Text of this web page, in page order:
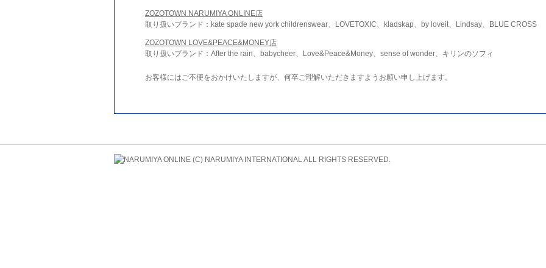
ZOZOTOWN NARUMIYA ONLINE店
取り扱いブランド：kate spade new york childrenswear、LOVETOXIC、kladskap、by loveit、Lindsay、BLUE CROSS
ZOZOTOWN LOVE&PEACE&MONEY店
取り扱いブランド：After the rain、babycheer、Love&Peace&Money、sense of wonder、キリンのソフィ
お客様にはご不便をおかけいたしますが、何卒ご理解いただきますようお願い申し上げます。